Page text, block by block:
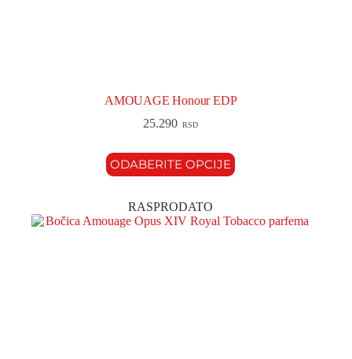
AMOUAGE Honour EDP
25.290 RSD
ODABERITE OPCIJE
RASPRODATO